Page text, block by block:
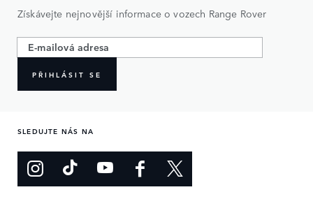
Získávejte nejnovější informace o vozech Range Rover
PŘIHLÁSIT SE
SLEDUJTE NÁS NA